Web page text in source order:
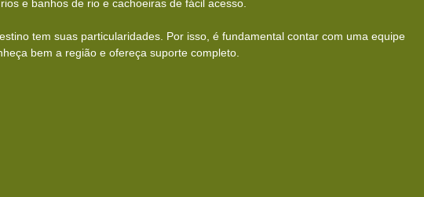
e banhos de rio e cachoeiras de fácil acesso.
tem suas particularidades. Por isso, é fundamental contar com uma equipe
bem a região e ofereça suporte completo.